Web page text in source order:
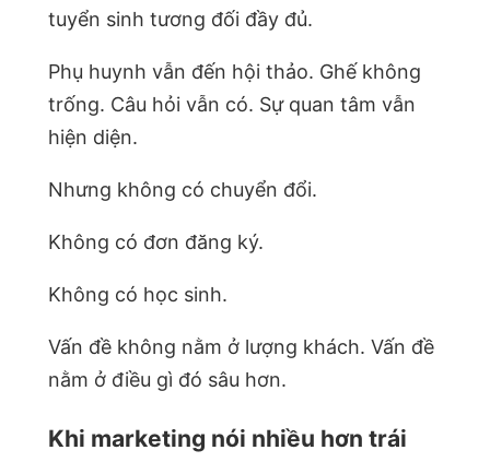
tuyển sinh tương đối đầy đủ.
Phụ huynh vẫn đến hội thảo. Ghế không
trống. Câu hỏi vẫn có. Sự quan tâm vẫn
hiện diện.
Nhưng không có chuyển đổi.
Không có đơn đăng ký.
Không có học sinh.
Vấn đề không nằm ở lượng khách. Vấn đề
nằm ở điều gì đó sâu hơn.
Khi marketing nói nhiều hơn trái